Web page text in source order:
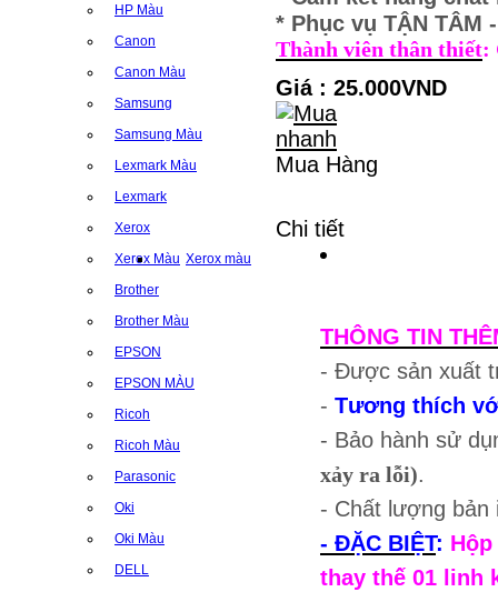
HP Màu
Canon
Canon Màu
Samsung
Samsung Màu
Lexmark Màu
Lexmark
Xerox
Xerox Màu Xerox màu
Brother
Brother Màu
EPSON
EPSON MÀU
Ricoh
Ricoh Màu
Parasonic
Oki
Oki Màu
DELL
* Phục vụ TẬN TÂM
Thành viên thân thiết:
Giá : 25.000VND
Mua Hàng
Chi tiết
THÔNG TIN
- Được sản xuất
- Tương thích
- Bảo hành sử
xảy ra lỗi).
- Chất lượng
- ĐẶC BIỆT:
thay thế 01 linh